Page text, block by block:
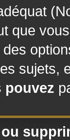
que
sujets,
pouvez